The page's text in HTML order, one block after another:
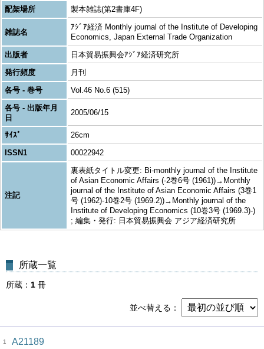
配架場所
製本雑誌(第2書庫4F)
雑誌名
ｱｼﾞｱ経済 Monthly journal of the Institute of Developing
Economics, Japan External Trade Organization
出版者
日本貿易振興会ｱｼﾞｱ経済研究所
発行頻度
月刊
各号 - 巻号
Vol.46 No.6 (515)
各号 - 出版年月
日
2005/06/15
ｻｲｽﾞ
26cm
ISSN1
00022942
注記
裏表紙タイトル変更: Bi-monthly journal of the Institute
of Asian Economic Affairs (-2巻6号 (1961))→Monthly
journal of the Institute of Asian Economic Affairs (3巻1
号 (1962)-10巻2号 (1969.2))→Monthly journal of the
Institute of Developing Economics (10巻3号 (1969.3)-)
; 編集・発行: 日本貿易振興会 アジア経済研究所
所蔵一覧
所蔵 1 冊
並べ替える
1 A21189